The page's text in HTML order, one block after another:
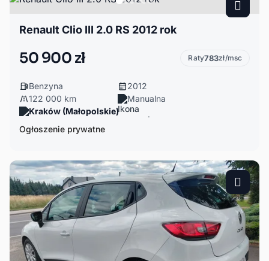
Renault Clio III 2.0 RS 2012 rok
50 900 zł Raty783zł/msc
Benzyna
2012
122 000 km
Manualna
Kraków (Małopolskie)
Ogłoszenie prywatne